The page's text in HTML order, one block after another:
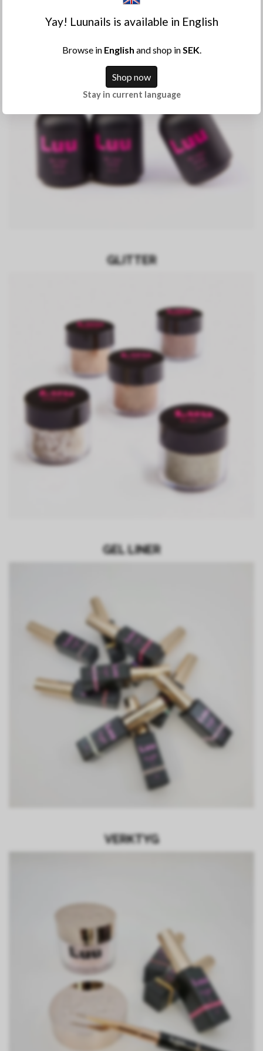
GLITTER
GEL LINER
VERKTYG
Yay! Luunails is available in English
Browse in English and shop in SEK.
Shop now
Stay in current language